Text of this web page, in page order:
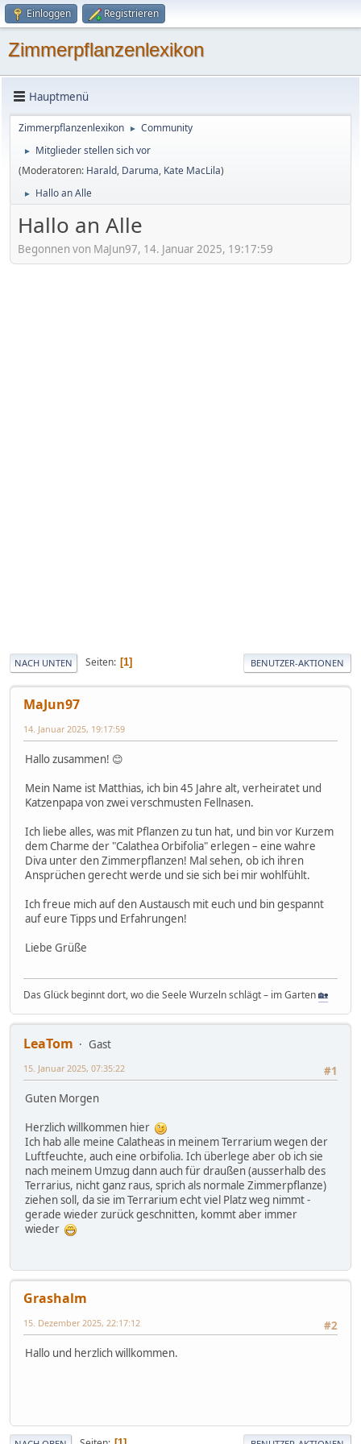
Einloggen Registrieren
Zimmerpflanzenlexikon
Hauptmenü
Zimmerpflanzenlexikon ► Community
►
Mitglieder stellen sich vor
(Moderatoren: Harald, Daruma, Kate MacLila)
► Hallo an Alle
Hallo an Alle
Begonnen von MaJun97, 14. Januar 2025, 19:17:59
NACH UNTEN Seiten 1 BENUTZER-AKTIONEN
MaJun97
14. Januar 2025, 19:17:59
Hallo zusammen! 😊
Mein Name ist Matthias, ich bin 45 Jahre alt, verheiratet und
Katzenpapa von zwei verschmusten Fellnasen.
Ich liebe alles, was mit Pflanzen zu tun hat, und bin vor Kurzem
dem Charme der "Calathea Orbifolia" erlegen – eine wahre
Diva unter den Zimmerpflanzen! Mal sehen, ob ich ihren
Ansprüchen gerecht werde und sie sich bei mir wohlfühlt.
Ich freue mich auf den Austausch mit euch und bin gespannt
auf eure Tipps und Erfahrungen!
Liebe Grüße
Das Glück beginnt dort, wo die Seele Wurzeln schlägt – im Garten🏡
LeaTom
Gast
#1
15. Januar 2025, 07:35:22
Guten Morgen
Herzlich willkommen hier
Ich hab alle meine Calatheas in meinem Terrarium wegen der
Luftfeuchte, auch eine orbifolia. Ich überlege aber ob ich sie
nach meinem Umzug dann auch für draußen (ausserhalb des
Terrarius, nicht ganz raus, sprich als normale Zimmerpflanze)
ziehen soll, da sie im Terrarium echt viel Platz weg nimmt -
gerade wieder zurück geschnitten, kommt aber immer
wieder
Grashalm
#2
15. Dezember 2025, 22:17:12
Hallo und herzlich willkommen.